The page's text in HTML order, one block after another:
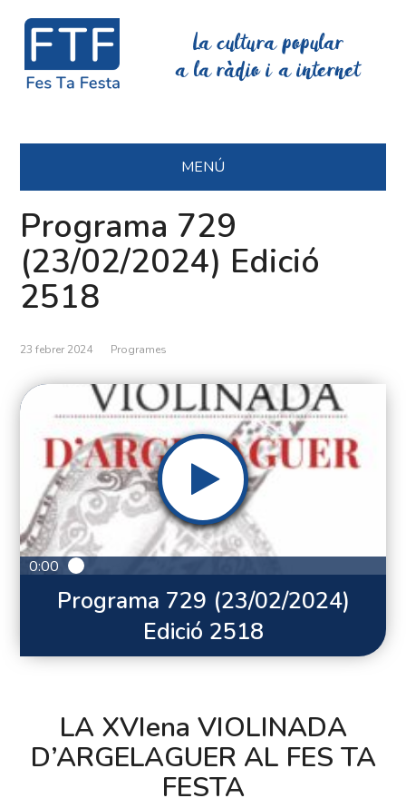
La cultura popular
a la ràdio i a internet
MENÚ
Programa 729
(23/02/2024) Edició
2518
23 febrer 2024 Programes
0:00
Programa 729 (23/02/2024)
Edició 2518
LA XVIena VIOLINADA
D’ARGELAGUER AL FES TA
FESTA